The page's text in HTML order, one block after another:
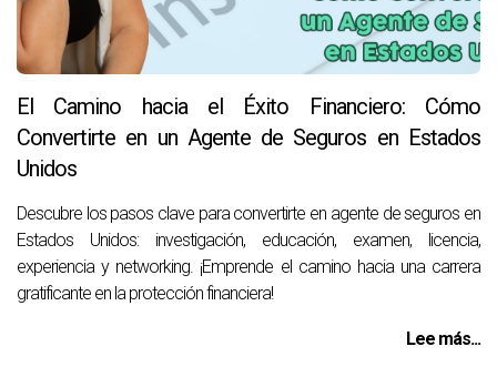
El Camino hacia el Éxito Financiero: Cómo
Convertirte en un Agente de Seguros en Estados
Unidos
Descubre los pasos clave para convertirte en agente de seguros en
Estados Unidos: investigación, educación, examen, licencia,
experiencia y networking. ¡Emprende el camino hacia una carrera
gratificante en la protección financiera!
Lee más...